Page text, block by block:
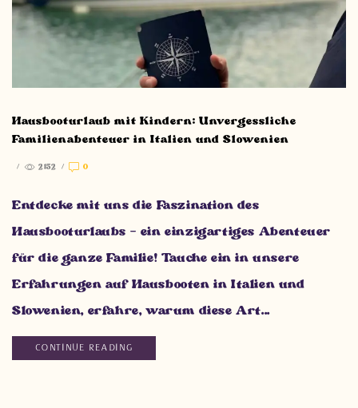
Hausbooturlaub mit Kindern: Unvergessliche
Familienabenteuer in Italien und Slowenien
/ 2152 / 0
Entdecke mit uns die Faszination des
Hausbooturlaubs – ein einzigartiges Abenteuer
für die ganze Familie! Tauche ein in unsere
Erfahrungen auf Hausbooten in Italien und
Slowenien, erfahre, warum diese Art...
CONTINUE READING